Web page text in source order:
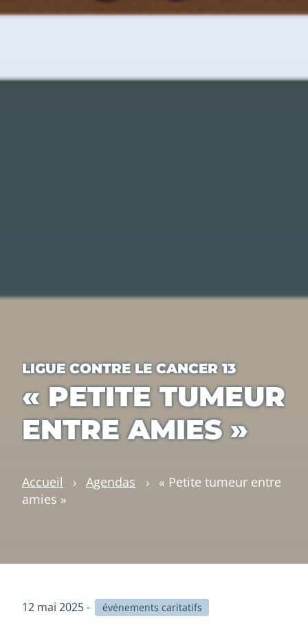
LIGUE CONTRE LE CANCER 13
« PETITE TUMEUR
ENTRE AMIES »
Accueil › Agendas › « Petite tumeur entre
amies »
12 mai 2025 - événements caritatifs